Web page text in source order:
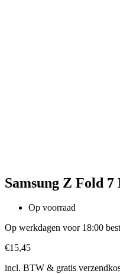
Samsung Z Fold
Op voorraad
Op werkdagen voor 18:00
€15,45
incl. BTW & gratis